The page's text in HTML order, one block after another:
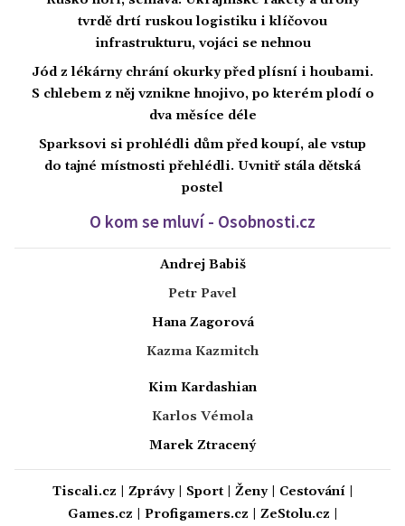
tvrdě drtí ruskou logistiku i klíčovou
infrastrukturu, vojáci se nehnou
Jód z lékárny chrání okurky před plísní i houbami.
S chlebem z něj vznikne hnojivo, po kterém plodí o
dva měsíce déle
Sparksovi si prohlédli dům před koupí, ale vstup
do tajné místnosti přehlédli. Uvnitř stála dětská
postel
O kom se mluví - Osobnosti.cz
Andrej Babiš
Petr Pavel
Hana Zagorová
Kazma Kazmitch
Kim Kardashian
Karlos Vémola
Marek Ztracený
Tiscali.cz Zprávy| Sport| Ženy| Cestování|
Games.cz
Profigamers.cz ZeStolu.cz